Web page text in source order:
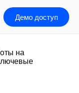
Демо доступ
на